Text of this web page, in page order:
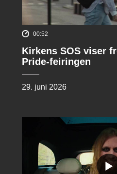
00:52
Kirkens SOS viser
Pride-feiringen
29. juni 2026